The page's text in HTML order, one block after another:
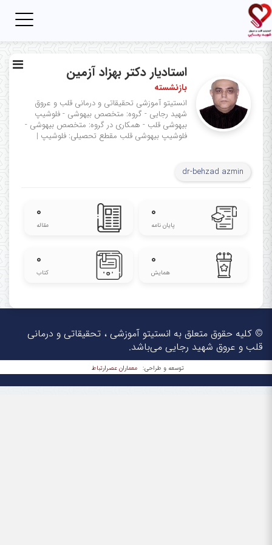
استادیار دکتر بهزاد آزمین
بازنشسته
انستیتو آموزشی تحقیقاتی و درمانی قلب و عروق
شهید رجایی - گروه: متخصص بیهوشی - فلوشیپ
بیهوشی قلب - همکاری در گروه: متخصص بیهوشی -
فلوشیپ بیهوشی قلب مقطع تحصیلی: فلوشیپ |
dr-behzad azmin
۰
پایان نامه
۰
مقاله
۰
همایش
۰
کتاب
© کلیه حقوق متعلق به انستیتو آموزشی ، تحقیقاتی و درمانی
قلب و عروق شهید رجایی می‌باشد.
توسعه و طراحی: معماران عصر‌ارتباط